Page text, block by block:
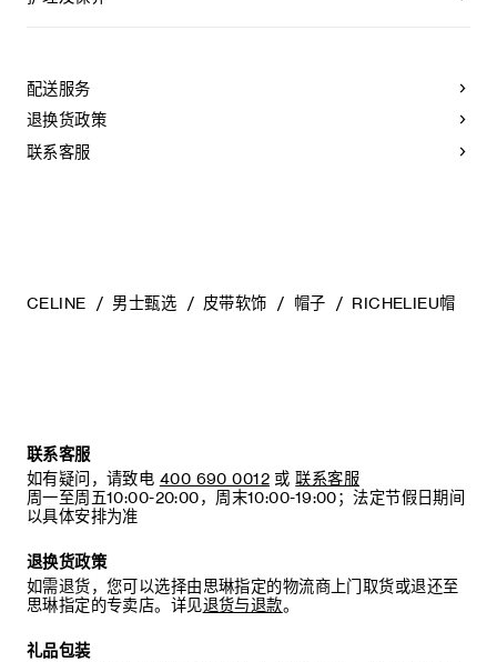
不可熨烫。
不可干洗。
配送服务
退换货政策
联系客服
CELINE 男士甄选 皮带软饰 帽子 RICHELIEU帽
联系客服
如有疑问，请致电 400 690 0012 或 联系客服
周一至周五10:00-20:00，周末10:00-19:00；法定节假日期间
以具体安排为准
退换货政策
如需退货，您可以选择由思琳指定的物流商上门取货或退还至
思琳指定的专卖店。详见退货与退款。
礼品包装